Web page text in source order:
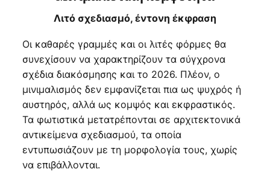
Λιτό σχεδιασμό, έντονη έκφραση
Οι καθαρές γραμμές και οι λιτές φόρμες θα
συνεχίσουν να χαρακτηρίζουν τα σύγχρονα
σχέδια διακόσμησης και το 2026. Πλέον, ο
μινιμαλισμός δεν εμφανίζεται πια ως ψυχρός ή
αυστηρός, αλλά ως κομψός και εκφραστικός.
Τα φωτιστικά μετατρέπονται σε αρχιτεκτονικά
αντικείμενα σχεδιασμού, τα οποία
εντυπωσιάζουν με τη μορφολογία τους, χωρίς
να επιβάλλονται.